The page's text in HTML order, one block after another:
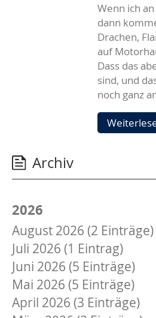
Wenn ich
dann
Drachen,
auf
Dass das
sind, und
noch ganz
Archiv
2026
August 2026 (2 Einträge)
Juli 2026 (1 Eintrag)
Juni 2026 (5 Einträge)
Mai 2026 (5 Einträge)
April 2026 (3 Einträge)